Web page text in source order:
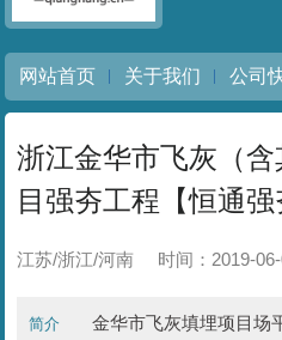
网站首页 关于我们 公司
浙江金华市飞灰（
目强夯工程【恒通强
江苏/浙江/河南 时间：2019-
简介
金华市飞灰填埋项目场